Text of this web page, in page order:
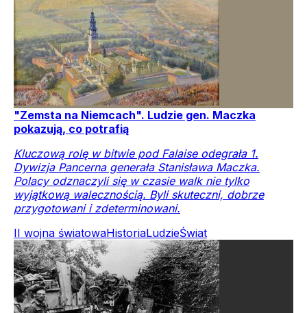
"Zemsta na Niemcach". Ludzie gen. Maczka
pokazują, co potrafią
Kluczową rolę w bitwie pod Falaise odegrała 1.
Dywizja Pancerna generała Stanisława Maczka.
Polacy odznaczyli się w czasie walk nie tylko
wyjątkową walecznością. Byli skuteczni, dobrze
przygotowani i zdeterminowani.
II wojna światowaHistoriaLudzieŚwiat